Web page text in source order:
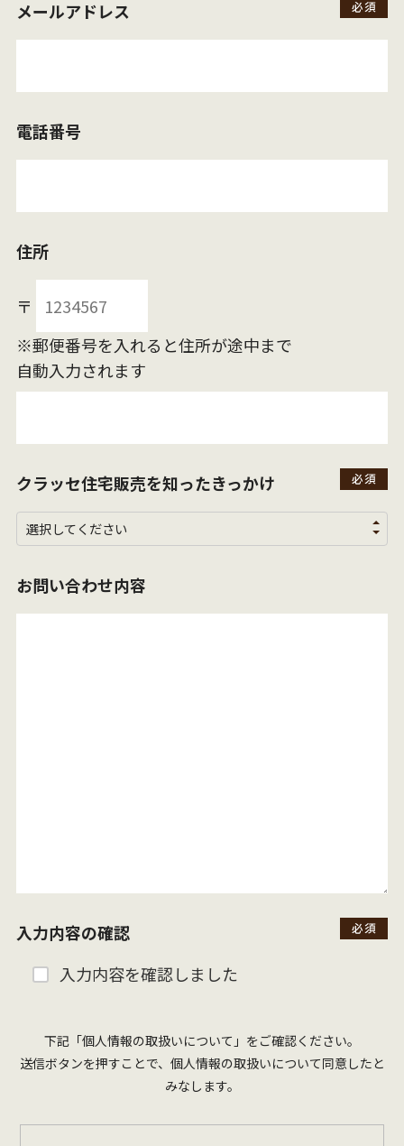
メールアドレス
電話番号
住所
〒
※郵便番号を入れると住所が途中まで
自動入力されます
クラッセ住宅販売を知ったきっかけ
お問い合わせ内容
入力内容の確認
入力内容を確認しました
下記「個人情報の取扱いについて」をご確認ください。
送信ボタンを押すことで、個人情報の取扱いについて同意したと
みなします。